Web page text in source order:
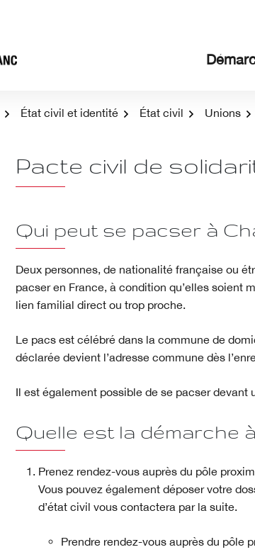
État civil et identité État civil Unions
Pacte civil de
Qui peut se pacser à
Deux personnes, de nationalité française ou
pacser en France, à condition qu’elles soient
lien familial direct ou trop proche.
Le pacs est célébré dans la commune de
déclarée devient l’adresse commune dès
Il est également possible de se pacser
Quelle est la démarche
Prenez rendez-vous auprès du pôle
Vous pouvez également déposer votre
d’état civil vous contactera par la suite.
Prendre rendez-vous auprès du pôle